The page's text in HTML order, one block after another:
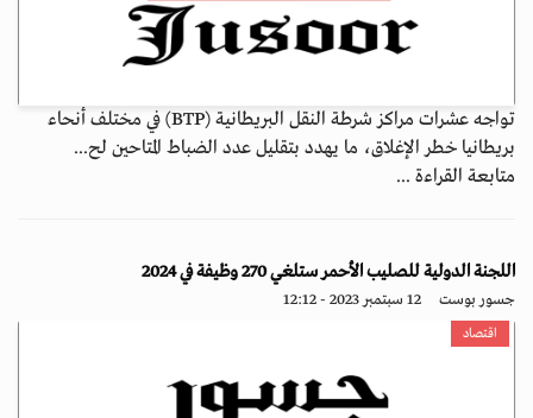
تواجه عشرات مراكز شرطة النقل البريطانية (BTP) في مختلف أنحاء
بريطانيا خطر الإغلاق، ما يهدد بتقليل عدد الضباط المتاحين لح...
متابعة القراءة ...
اللجنة الدولية للصليب الأحمر ستلغي 270 وظيفة في 2024
جسور بوست 12 سبتمبر 2023 - 12:12
اقتصاد